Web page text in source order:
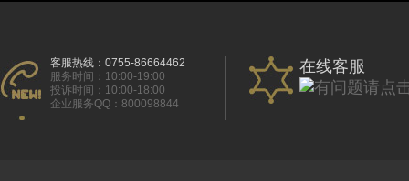
客服热线：0755-86664462
服务时间：10:00-19:00
投诉时间：10:00-18:00
企业服务QQ：800098844
在线客服